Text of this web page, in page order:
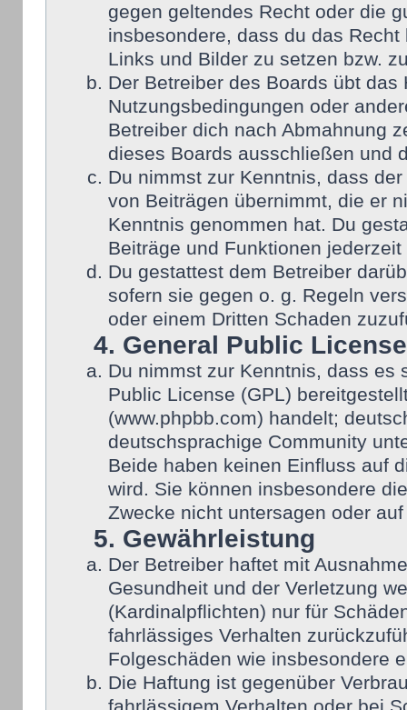
gegen geltendes Recht oder die
insbesondere, dass du das
Links und Bilder zu setzen bzw.
Der Betreiber des Boards übt
Nutzungsbedingungen oder
Betreiber dich nach Abmahnung
dieses Boards ausschließen und
Du nimmst zur Kenntnis, dass
von Beiträgen übernimmt, die er
Kenntnis genommen hat. Du
Beiträge und Funktionen
Du gestattest dem Betreiber
sofern sie gegen o. g. Regeln
oder einem Dritten Schaden
4. General Public License
Du nimmst zur Kenntnis, dass es
Public License (GPL)
(www.phpbb.com) handelt;
deutschsprachige Community
Beide haben keinen Einfluss auf
wird. Sie können insbesondere
Zwecke nicht untersagen oder
5. Gewährleistung
Der Betreiber haftet mit
Gesundheit und der Verletzung
(Kardinalpflichten) nur für
fahrlässiges Verhalten
Folgeschäden wie insbesondere
Die Haftung ist gegenüber